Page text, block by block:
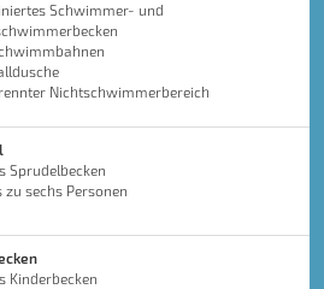
Schwimmer- und
Nichtschwimmerbereich
Sprudelbecken
zu sechs Personen
Kinderbecken